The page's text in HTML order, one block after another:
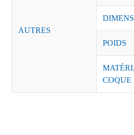
AUTRES
POIDS
COQUE